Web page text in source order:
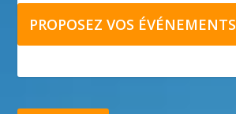
PROPOSEZ VOS ÉVÉNEMENTS